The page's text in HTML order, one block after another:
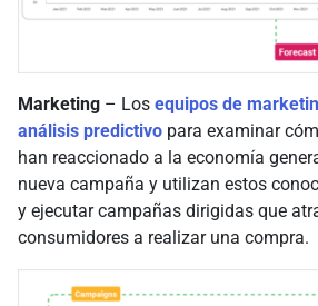
Marketing – Los equipos de
análisis predictivo para examinar
han reaccionado a la economía
nueva campaña y utilizan estos
y ejecutar campañas dirigidas que
consumidores a realizar una compra.